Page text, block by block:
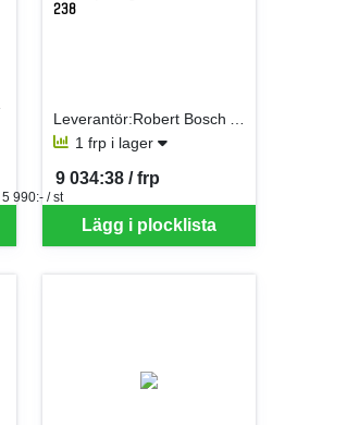
butiken för mer information.
5 990:- / st
238
1 frp i lager
Lägg i plocklista
9 034:38 / frp
SEK per FRP